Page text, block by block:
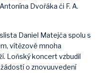
Dvořáka či F. A.
Daniel Matejča spolu s
vítězové mnoha
Loňský koncert vzbudil
o znovuuvedení